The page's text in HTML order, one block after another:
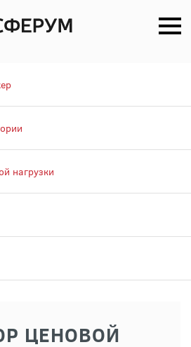
нагрузки
ЦЕНОВОЙ